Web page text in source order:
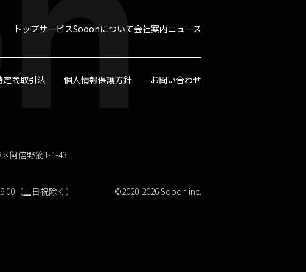
トップサービスSooonについて会社案内ニュース
定商取引法 個人情報保護方針 お問い合わせ
阿倍野筋1-1-43
（土日祝除く）
©︎2020-2026 Sooon inc.